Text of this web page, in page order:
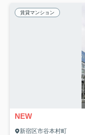
賃貸マンション
NEW
新宿区市谷本村町